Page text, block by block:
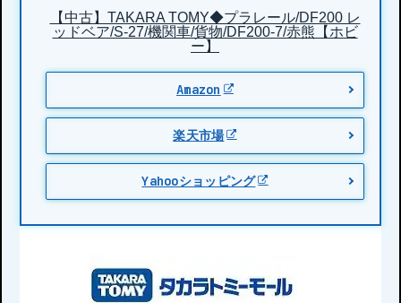
【中古】TAKARA TOMY◆プラレール/DF200 レ
ッドベア/S-27/機関車/貨物/DF200-7/赤熊【ホビ
ー】
Amazon
楽天市場
Yahooショッピング